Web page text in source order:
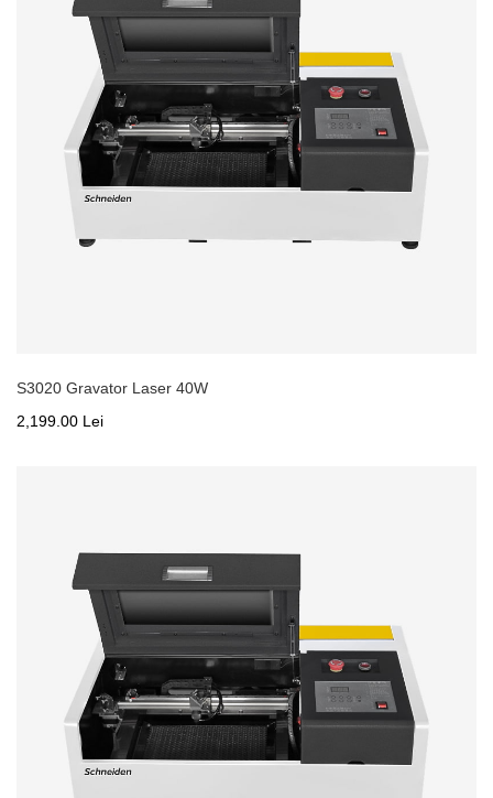
S3020 Gravator Laser 40W
2,199.00 Lei